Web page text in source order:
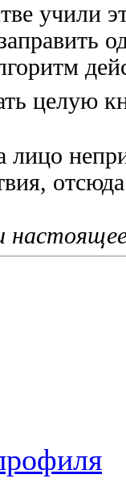
учили
целую